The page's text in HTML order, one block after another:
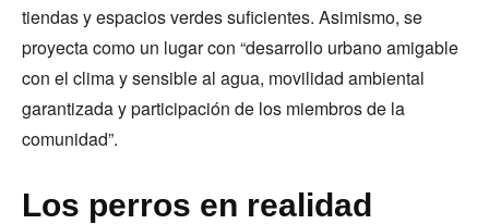
tiendas y espacios verdes suficientes. Asimismo, se
proyecta como un lugar con “desarrollo urbano amigable
con el clima y sensible al agua, movilidad ambiental
garantizada y participación de los miembros de la
comunidad”.
Los perros en realidad